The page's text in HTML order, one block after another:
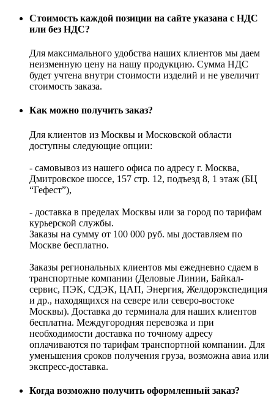
Стоимость каждой позиции на сайте указана с НДС
или без НДС?
Для максимального удобства наших клиентов мы даем
неизменную цену на нашу продукцию. Сумма НДС
будет учтена внутри стоимости изделий и не увеличит
стоимость заказа.
Как можно получить заказ?
Для клиентов из Москвы и Московской области
доступны следующие опции:
- самовывоз из нашего офиса по адресу г. Москва,
Дмитровское шоссе, 157 стр. 12, подъезд 8, 1 этаж (БЦ
“Гефест”),
- доставка в пределах Москвы или за город по тарифам
курьерской службы.
Заказы на сумму от 100 000 руб. мы доставляем по
Москве бесплатно.
Заказы региональных клиентов мы ежедневно сдаем в
транспортные компании (Деловые Линии, Байкал-
сервис, ПЭК, СДЭК, ЦАП, Энергия, Желдорэкспедиция
и др., находящихся на севере или северо-востоке
Москвы). Доставка до терминала для наших клиентов
бесплатна. Междугородняя перевозка и при
необходимости доставка по точному адресу
оплачиваются по тарифам транспортной компании. Для
уменьшения сроков получения груза, возможна авиа или
экспресс-доставка.
Когда возможно получить оформленный заказ?